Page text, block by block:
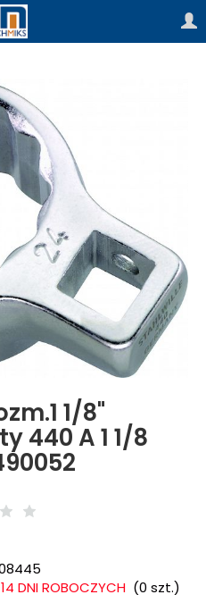
1/8"
440 A 1 1/8
DNI ROBOCZYCH (0 szt.)